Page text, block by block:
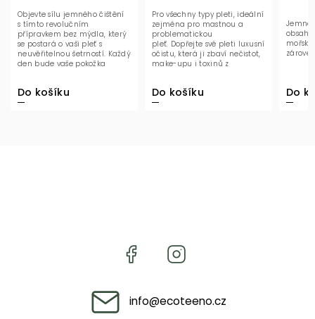
Do košíku
Objevte sílu jemného čištění
s tímto revolučním
přípravkem bez mýdla, který
se postará o vaši pleť s
neuvěřitelnou šetrností. Každý
den bude vaše pokožka
Do košíku
Pro všechny typy pleti, ideální
zejména pro mastnou a
problematickou
pleť. Dopřejte své pleti luxusní
očistu, která ji zbaví nečistot,
make-upu i toxinů z
Do
Jemné
info@ecoteeno.cz